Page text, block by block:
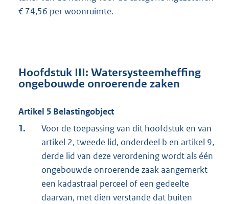
€ 74,56 per woonruimte.
Hoofdstuk III: Watersysteemheffing
ongebouwde onroerende zaken
Artikel 5 Belastingobject
1.
Voor de toepassing van dit hoofdstuk en van
artikel 2, tweede lid, onderdeel b en artikel 9,
derde lid van deze verordening wordt als één
ongebouwde onroerende zaak aangemerkt
een kadastraal perceel of een gedeelte
daarvan, met dien verstande dat buiten